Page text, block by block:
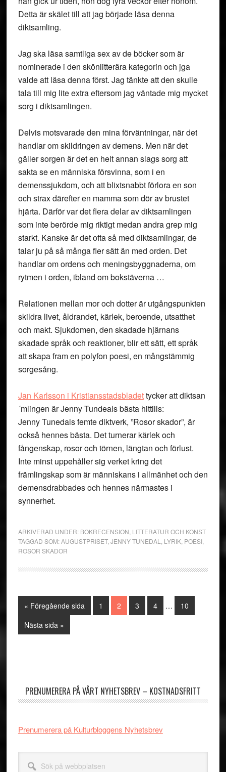
Detta är skälet till att jag började läsa denna
diktsamling.
Jag ska läsa samtliga sex av de böcker som är
nominerade i den skönlitterära kategorin och jga
valde att läsa denna först. Jag tänkte att den skulle
tala till mig lite extra eftersom jag väntade mig mycket
sorg i diktsamlingen.
Delvis motsvarade den mina förväntningar, när det
handlar om skildringen av demens. Men när det
gäller sorgen är det en helt annan slags sorg att
sakta se en människa försvinna, som i en
demenssjukdom, och att blixtsnabbt förlora en son
och strax därefter en mamma som dör av brustet
hjärta. Därför var det flera delar av diktsamlingen
som inte berörde mig riktigt medan andra grep mig
starkt. Kanske är det ofta så med diktsamlingar, de
talar ju på så många fler sätt än med orden. Det
handlar om ordens och meningsbyggnaderna, om
rytmen i orden, ibland om bokstäverna …
Relationen mellan mor och dotter är utgångspunkten
skildra livet, åldrandet, kärlek, beroende, utsatthet
och makt. Sjukdomen, den skadade hjärnans
skadade språk och reaktioner, blir ett sätt, ett språk
att skapa fram en polyfon poesi, en mångstämmig
sorgesång.
Jan Karlsson i Kristiansstadsbladettycker att diktsan
´mlingen är Jenny Tundeals bästa hittills:
Jenny Tunedals femte diktverk, ”Rosor skador”, är
också hennes bästa. Det turnerar kärlek och
fångenskap, rosor och törnen, längtan och förlust.
Inte minst uppehåller sig verket kring det
främlingskap som är människans i allmänhet och den
demensdrabbades och hennes närmastes i
synnerhet.
ARKIVERAD UNDER: BOKRECENSION LITTERATUR OCH KONST
TAGGAD SOM:AUGUSTPRISET, JENNY TUNEDAL LYRIK, POESI,
ROSOR SKADOR
« Go
Föregående sida Sida
1 Sida
2 Sida
3 Sida
4
Interimistiska
… Sida
10
Go
to
Nästa sida »
PRENUMERERA PÅ VÅRT NYHETSBREV – KOSTNADSFRITT
Prenumerera på Kulturbloggens Nyhetsbrev